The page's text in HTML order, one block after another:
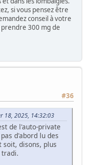
si vous pensez être
conseil à votre
300 mg de
#36
18, 2025, 14:32:03
de l'auto-private
d'abord lu des
disons, plus
tradi.